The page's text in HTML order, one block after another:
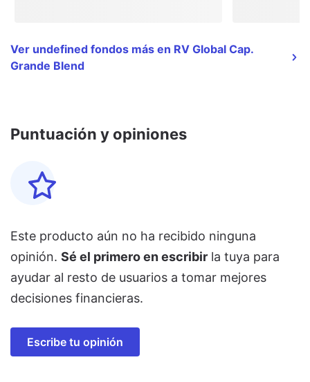
Ver undefined fondos más en RV Global Cap.
Grande Blend
Puntuación y opiniones
Este producto aún no ha recibido ninguna
opinión. Sé el primero en escribir la tuya para
ayudar al resto de usuarios a tomar mejores
decisiones financieras.
Escribe tu opinión